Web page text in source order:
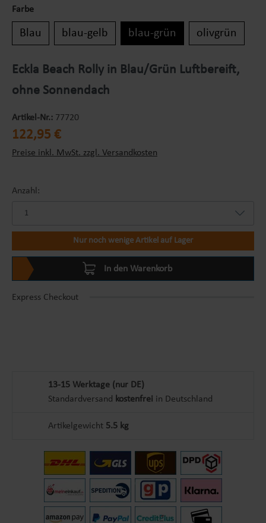
Farbe
Blau blau-gelb blau-grün olivgrün
Eckla Beach Rolly in Blau/Grün Luftbereift,
ohne Sonnendach
Artikel-Nr.: 77720
Regulärer Preis:
122,95 €
Preise inkl. MwSt. zzgl. Versandkosten
Anzahl:
Nur noch wenige Artikel auf Lager
In den Warenkorb
Express Checkout
13-15 Werktage (nur DE)
Standardversand kostenfrei in Deutschland
Artikelgewicht 5.5 kg